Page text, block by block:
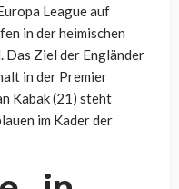
League auf
in der heimischen
Das Ziel der Engländer
in der Premier
Kabak (21) steht
im Kader der